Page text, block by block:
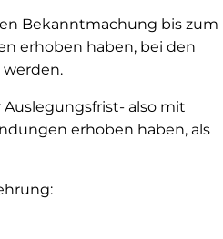
Bekanntmachung bis zum
erhoben haben, bei den
Auslegungsfrist- also mit
erhoben haben, als